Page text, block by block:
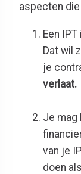
aspecten
Een
Dat wil
je
verlaat.
Je mag
van je
doen als